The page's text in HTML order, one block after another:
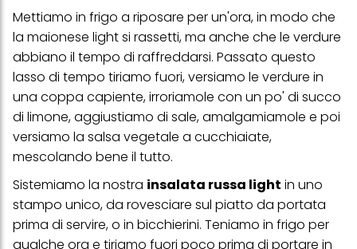
Mettiamo in frigo a riposare per un'ora, in modo che
la maionese light si rassetti, ma anche che le verdure
abbiano il tempo di raffreddarsi. Passato questo
lasso di tempo tiriamo fuori, versiamo le verdure in
una coppa capiente, irroriamole con un po' di succo
di limone, aggiustiamo di sale, amalgamiamole e poi
versiamo la salsa vegetale a cucchiaiate,
mescolando bene il tutto.
Sistemiamo la nostra insalata russa light in uno
stampo unico, da rovesciare sul piatto da portata
prima di servire, o in bicchierini. Teniamo in frigo per
qualche ora e tiriamo fuori poco prima di portare in